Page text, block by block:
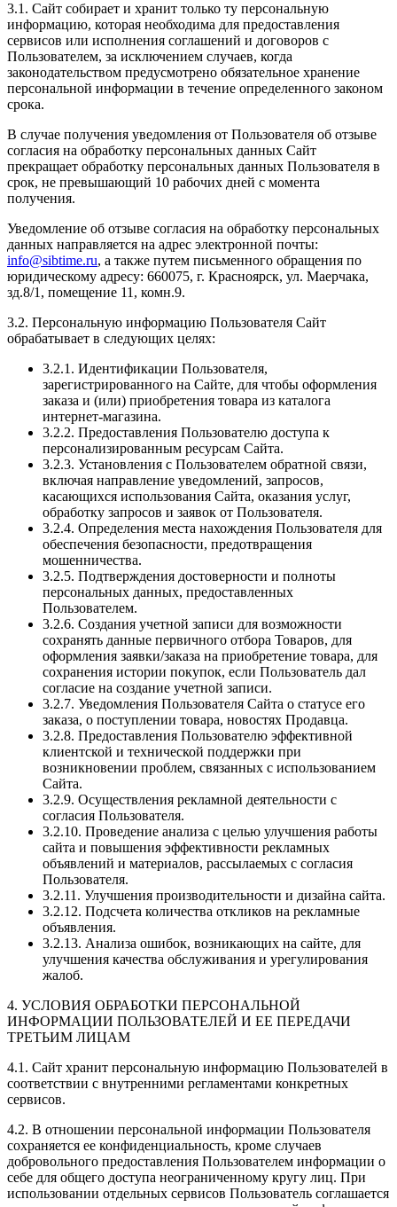
3.1. Сайт собирает и хранит только ту персональную
информацию, которая необходима для предоставления
сервисов или исполнения соглашений и договоров с
Пользователем, за исключением случаев, когда
законодательством предусмотрено обязательное хранение
персональной информации в течение определенного законом
срока.
В случае получения уведомления от Пользователя об отзыве
согласия на обработку персональных данных Сайт
прекращает обработку персональных данных Пользователя в
срок, не превышающий 10 рабочих дней с момента
получения.
Уведомление об отзыве согласия на обработку персональных
данных направляется на адрес электронной почты:
info@sibtime.ru, а также путем письменного обращения по
юридическому адресу: 660075, г. Красноярск, ул. Маерчака,
зд.8/1, помещение 11, комн.9.
3.2. Персональную информацию Пользователя Сайт
обрабатывает в следующих целях:
3.2.1. Идентификации Пользователя,
зарегистрированного на Сайте, для чтобы оформления
заказа и (или) приобретения товара из каталога
интернет-магазина.
3.2.2. Предоставления Пользователю доступа к
персонализированным ресурсам Сайта.
3.2.3. Установления с Пользователем обратной связи,
включая направление уведомлений, запросов,
касающихся использования Сайта, оказания услуг,
обработку запросов и заявок от Пользователя.
3.2.4. Определения места нахождения Пользователя для
обеспечения безопасности, предотвращения
мошенничества.
3.2.5. Подтверждения достоверности и полноты
персональных данных, предоставленных
Пользователем.
3.2.6. Создания учетной записи для возможности
сохранять данные первичного отбора Товаров, для
оформления заявки/заказа на приобретение товара, для
сохранения истории покупок, если Пользователь дал
согласие на создание учетной записи.
3.2.7. Уведомления Пользователя Сайта о статусе его
заказа, о поступлении товара, новостях Продавца.
3.2.8. Предоставления Пользователю эффективной
клиентской и технической поддержки при
возникновении проблем, связанных с использованием
Сайта.
3.2.9. Осуществления рекламной деятельности с
согласия Пользователя.
3.2.10. Проведение анализа с целью улучшения работы
сайта и повышения эффективности рекламных
объявлений и материалов, рассылаемых с согласия
Пользователя.
3.2.11. Улучшения производительности и дизайна сайта.
3.2.12. Подсчета количества откликов на рекламные
объявления.
3.2.13. Анализа ошибок, возникающих на сайте, для
улучшения качества обслуживания и урегулирования
жалоб.
4. УСЛОВИЯ ОБРАБОТКИ ПЕРСОНАЛЬНОЙ
ИНФОРМАЦИИ ПОЛЬЗОВАТЕЛЕЙ И ЕЕ ПЕРЕДАЧИ
ТРЕТЬИМ ЛИЦАМ
4.1. Сайт хранит персональную информацию Пользователей в
соответствии с внутренними регламентами конкретных
сервисов.
4.2. В отношении персональной информации Пользователя
сохраняется ее конфиденциальность, кроме случаев
добровольного предоставления Пользователем информации о
себе для общего доступа неограниченному кругу лиц. При
использовании отдельных сервисов Пользователь соглашается